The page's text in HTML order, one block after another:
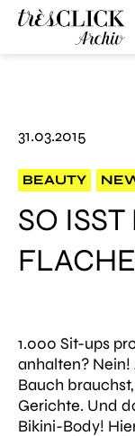
31.03.2015
BEAUTY
SO
1.000 Sit-ups
anhalten?
Bauch
Gerichte. Und
Bikini-Body!